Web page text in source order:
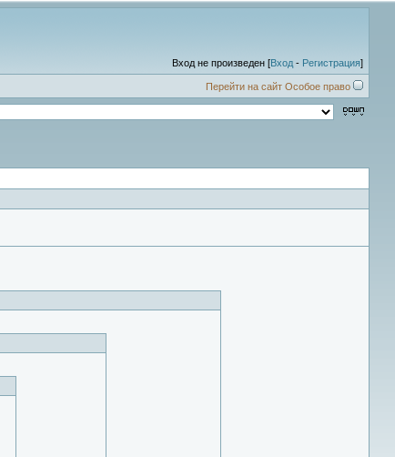
Вход не произведен [Вход - Регистрация]
Перейти на сайт Особое право